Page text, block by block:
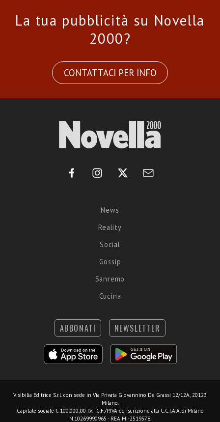
La tua pubblicità su Novella
2000?
CONTATTACI PER INFO
News
Reality
Social
Gossip
Sanremo
Cucina
ABBONATI NEWSLETTER
Visibilia Editrice S.r.l. con sede in Via Privata Giovannino De Grassi 12/12A, 20123
Milano.
Capitale sociale € 100.000,00 I.V. - C.F./P.IVA ed iscrizione alla C.C.I.A.A. di Milano
N.10269990965 - REA MI-2519578.